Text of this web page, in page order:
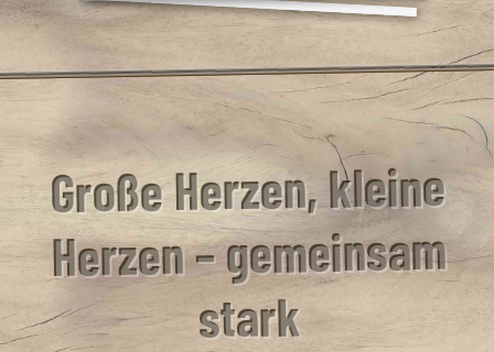
Große Herzen, kleine
Herzen – gemeinsam
stark